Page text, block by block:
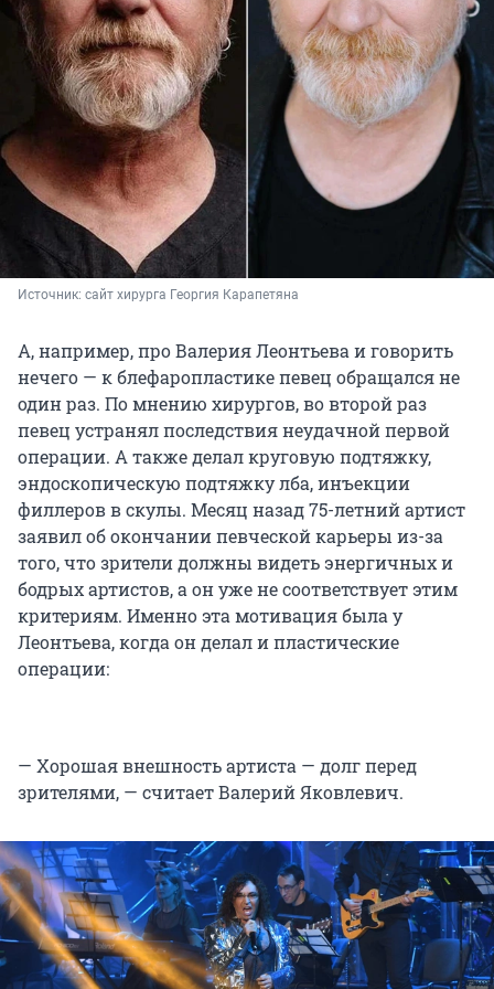
Источник: сайт хирурга Георгия Карапетяна
А, например, про Валерия Леонтьева и говорить
нечего — к блефаропластике певец обращался не
один раз. По мнению хирургов, во второй раз
певец устранял последствия неудачной первой
операции. А также делал круговую подтяжку,
эндоскопическую подтяжку лба, инъекции
филлеров в скулы. Месяц назад 75-летний артист
заявил об окончании певческой карьеры из-за
того, что зрители должны видеть энергичных и
бодрых артистов, а он уже не соответствует этим
критериям. Именно эта мотивация была у
Леонтьева, когда он делал и пластические
операции:
— Хорошая внешность артиста — долг перед
зрителями, — считает Валерий Яковлевич.